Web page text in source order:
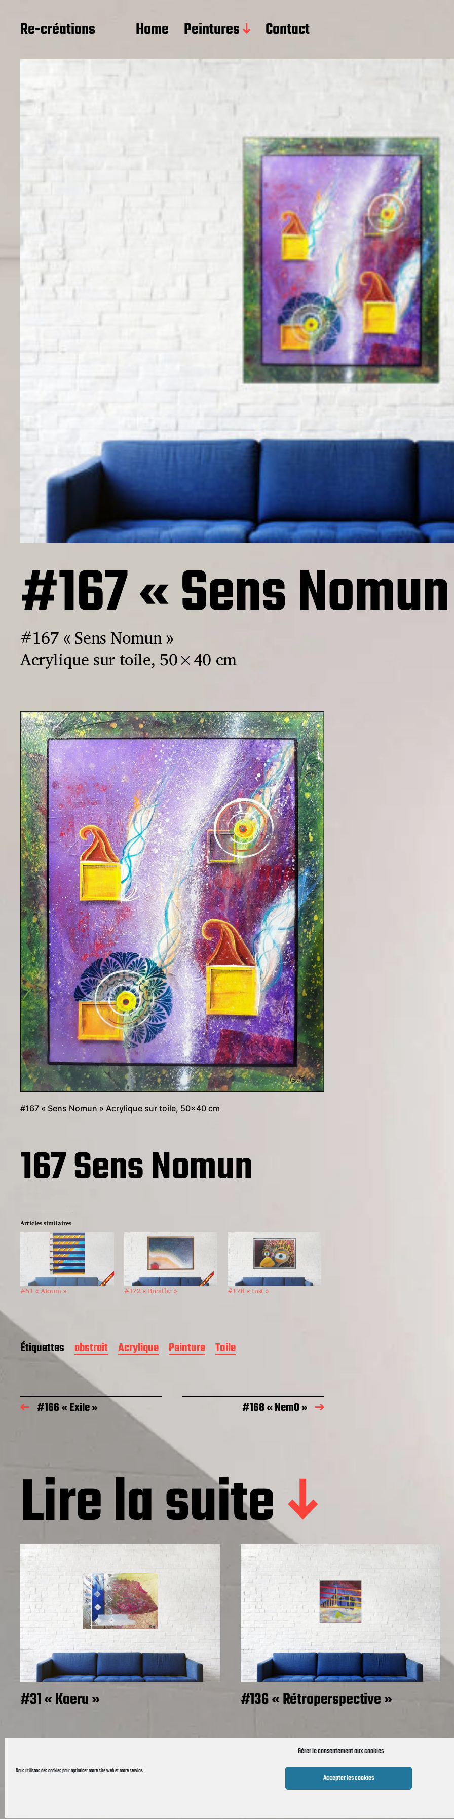
Gérer le consentement aux cookies
Nous utilisons des cookies pour optimiser notre site web et notre service.
Accepter les cookies
Re-créations Home Peintures Contact
#167 « Sens
#167 « Sens Nomun »
Acrylique sur toile, 50×40 cm
#167 « Sens Nomun » Acrylique sur toile, 50×40 cm
167 Sens Nomun
Articles similaires
#61 « Atoum » #172 « Breathe » #178 « Inst »
Étiquettes abstrait Acrylique Peinture Toile
#166 « Exile » #168 « Nem0 »
Lire la suite
#31 « Kaeru » #136 « Rétroperspective »